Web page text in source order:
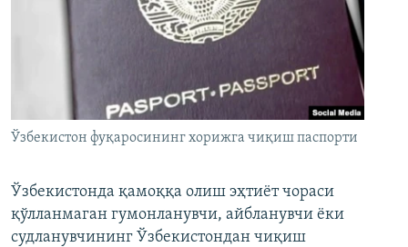
Ўзбекистон фуқаросининг хорижга чиқиш паспорти
Ўзбекистонда қамоққа олиш эҳтиёт чораси
қўлланмаган гумонланувчи, айбланувчи ёки
судланувчининг Ўзбекистондан чиқиш